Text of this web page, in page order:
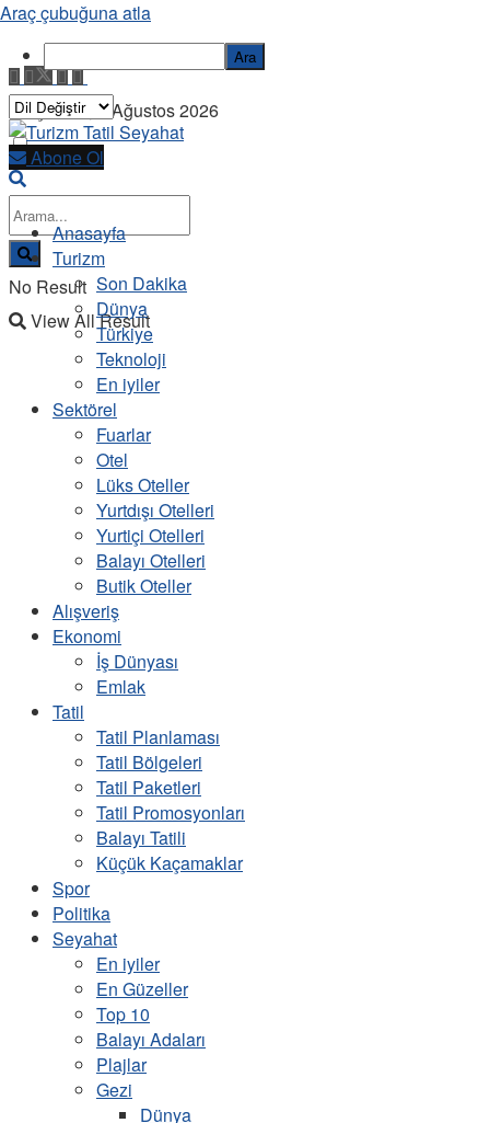
Perşembe, 6 Ağustos 2026
No Result
View All Result
Abone Ol
Anasayfa
Turizm
Son Dakika
Dünya
Türkiye
Teknoloji
En iyiler
Sektörel
Fuarlar
Otel
Lüks Oteller
Yurtdışı Otelleri
Yurtiçi Otelleri
Balayı Otelleri
Butik Oteller
Alışveriş
Ekonomi
İş Dünyası
Emlak
Tatil
Tatil Planlaması
Tatil Bölgeleri
Tatil Paketleri
Tatil Promosyonları
Balayı Tatili
Küçük Kaçamaklar
Spor
Politika
Seyahat
En iyiler
En Güzeller
Top 10
Balayı Adaları
Plajlar
Gezi
Dünya
Araç çubuğuna atla
Ara